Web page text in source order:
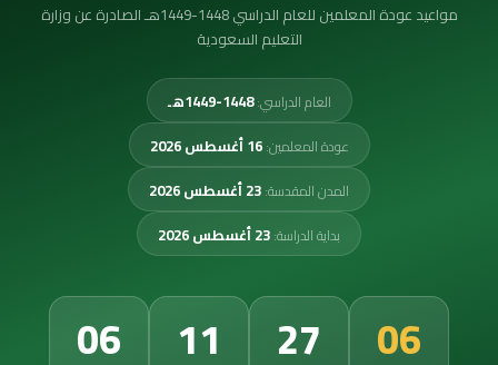
مواعيد عودة المعلمين للعام الدراسي 1448-1449هـ الصادرة عن وزارة
التعليم السعودية
العام الدراسي:1448-1449هـ
عودة المعلمين:16 أغسطس 2026
المدن المقدسة:23 أغسطس 2026
بداية الدراسة:23 أغسطس 2026
06
27
11
06